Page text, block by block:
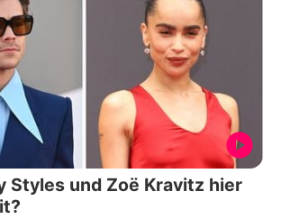
Styles und Zoë Kravitz hier